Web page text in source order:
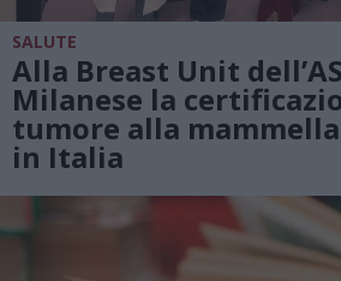
SALUTE
Alla Breast Unit
Milanese la
tumore alla
in Italia